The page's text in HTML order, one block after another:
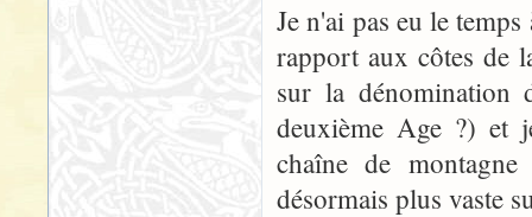
Je n'ai pas eu le
rapport aux côtes de
sur la dénomination
deuxième Age ?) et
chaîne de
désormais plus vaste